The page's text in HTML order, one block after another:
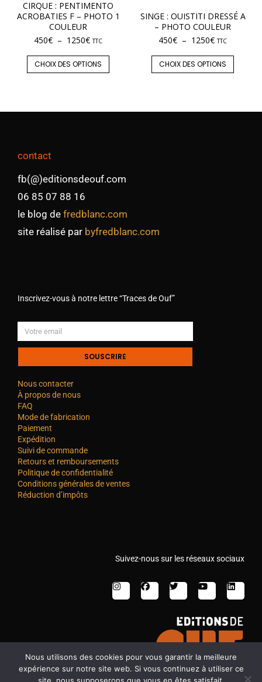
CIRQUE : PENTIMENTO
ACROBATIES F – PHOTO 1
COULEUR
450€ – 1250€ TTC
CHOIX DES OPTIONS
SINGE : OUISTITI DRESSÉ A
– PHOTO COULEUR
450€ – 1250€ TTC
CHOIX DES OPTIONS
contact
fb(@)editionsdeouf.com
06 85 07 88 16
le blog de fredblanc.com
site réalisé par byfredblanc.com
Inscrivez-vous à notre lettre “Traces de Ouf”
SOUSCRIRE
Nous contacter
À propos de nous
FAQ
Mode de fabrication
Paiement
Expédition
Suivi de commande
Retours et remboursements
Politique de confidentialité
Conditions générales de ventes
Réduction d’impôts
Suivez-nous sur les réseaux sociaux
Nous utilisons des cookies pour vous garantir la meilleure
expérience sur notre site web. Si vous continuez à utiliser ce